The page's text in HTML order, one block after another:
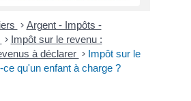
> Argent - Impôts -
> Impôt sur le revenu :
à déclarer > Impôt sur le
qu'un enfant à charge ?